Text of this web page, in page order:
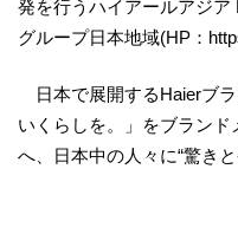
発を行うハイアールアジ
グループ日本地域(HP：
日本で展開するHaierブ
いくらしを。」をブラン
へ、日本中の人々に“驚き